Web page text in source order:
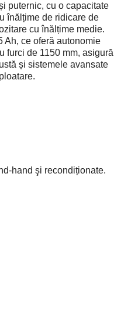
puternic, cu o capacitate
înălțime de ridicare de
cu înălțime medie.
Ah, ce oferă autonomie
furci de 1150 mm, asigură
și sistemele avansate
hand şi recondiționate.